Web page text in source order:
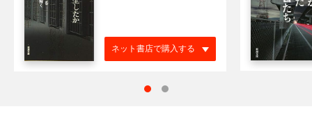
ネット書店で購入する